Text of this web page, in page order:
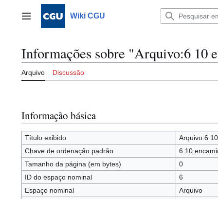
Menu principalWiki CGU
Informações sobre "Arquivo:6 10
Arquivo Discussão
Informação básica
Título exibido
Arquivo:6
Chave de ordenação padrão
6 10
Tamanho da página (em bytes)
0
ID do espaço nominal
6
Espaço nominal
Arquivo